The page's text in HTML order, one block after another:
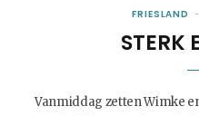
FRIESLAND
STERK
Vanmiddag zetten Wimke